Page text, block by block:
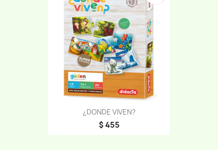
¿DONDE VIVEN?
$ 455